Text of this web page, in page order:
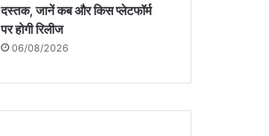
दस्तक, जानें कब और किस प्लेटफॉर्म
पर होगी रिलीज
06/08/2026